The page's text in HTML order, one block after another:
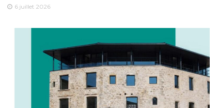
6 juillet 2026